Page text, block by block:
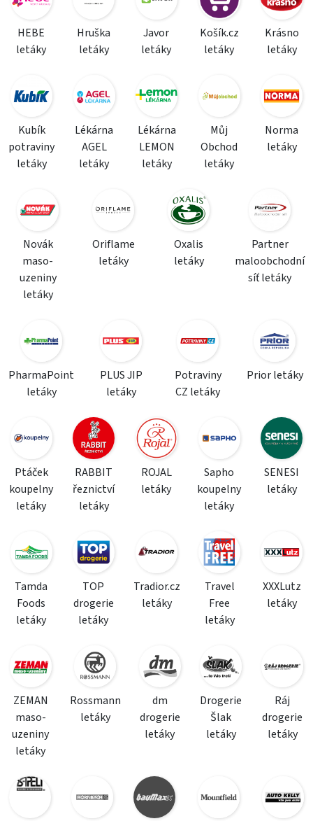
HEBE
letáky
Hruška
letáky
Javor
letáky
Košík.cz
letáky
Krásno
letáky
Kubík
potraviny
letáky
Lékárna
AGEL
letáky
Lékárna
LEMON
letáky
Můj
Obchod
letáky
Norma
letáky
Novák
maso-
uzeniny
letáky
Oriflame
letáky
Oxalis
letáky
Partner
maloobchodní
síť letáky
PharmaPoint
letáky
PLUS JIP
letáky
Potraviny
CZ letáky
Prior letáky
Ptáček
koupelny
letáky
RABBIT
řeznictví
letáky
ROJAL
letáky
Sapho
koupelny
letáky
SENESI
letáky
Tamda
Foods
letáky
TOP
drogerie
letáky
Tradior.cz
letáky
Travel
Free
letáky
XXXLutz
letáky
ZEMAN
maso-
uzeniny
letáky
Rossmann
letáky
dm
drogerie
letáky
Drogerie
Šlak
letáky
Ráj
drogerie
letáky